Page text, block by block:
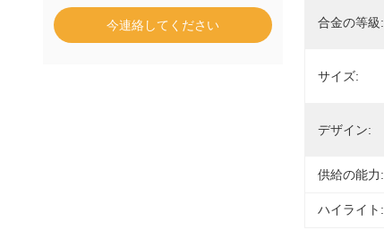
今連絡してください 合金の等級:
サイズ:
デザイン:
供給の能力:
ハイライト: